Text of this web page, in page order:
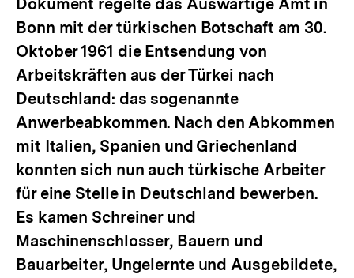
Dokument regelte das Auswärtige Amt in
Bonn mit der türkischen Botschaft am 30.
Oktober 1961 die Entsendung von
Arbeitskräften aus der Türkei nach
Deutschland: das sogenannte
Anwerbeabkommen. Nach den Abkommen
mit Italien, Spanien und Griechenland
konnten sich nun auch türkische Arbeiter
für eine Stelle in Deutschland bewerben.
Es kamen Schreiner und
Maschinenschlosser, Bauern und
Bauarbeiter, Ungelernte und Ausgebildete,